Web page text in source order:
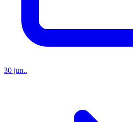
30 jun..